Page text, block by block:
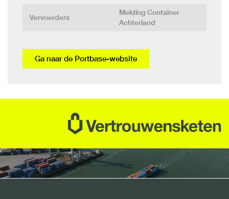
Vervoerders
Melding Container
Achterland
Ga naar de Portbase-website